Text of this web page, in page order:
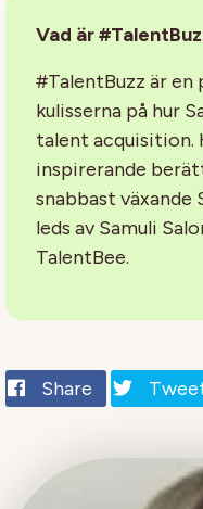
Vad är
#TalentBuzz är
kulisserna på hur
talent acquisition.
inspirerande
snabbast växande
leds av Samuli
TalentBee.
Share